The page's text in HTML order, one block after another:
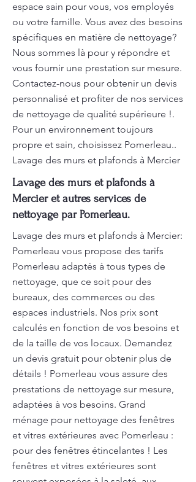
espace sain pour vous, vos employés
ou votre famille. Vous avez des besoins
spécifiques en matière de nettoyage?
Nous sommes là pour y répondre et
vous fournir une prestation sur mesure.
Contactez-nous pour obtenir un devis
personnalisé et profiter de nos services
de nettoyage de qualité supérieure !.
Pour un environnement toujours
propre et sain, choisissez Pomerleau..
Lavage des murs et plafonds à Mercier
Lavage des murs et plafonds à
Mercier et autres services de
nettoyage par Pomerleau.
Lavage des murs et plafonds à Mercier:
Pomerleau vous propose des tarifs
Pomerleau adaptés à tous types de
nettoyage, que ce soit pour des
bureaux, des commerces ou des
espaces industriels. Nos prix sont
calculés en fonction de vos besoins et
de la taille de vos locaux. Demandez
un devis gratuit pour obtenir plus de
détails ! Pomerleau vous assure des
prestations de nettoyage sur mesure,
adaptées à vos besoins. Grand
ménage pour nettoyage des fenêtres
et vitres extérieures avec Pomerleau :
pour des fenêtres étincelantes ! Les
fenêtres et vitres extérieures sont